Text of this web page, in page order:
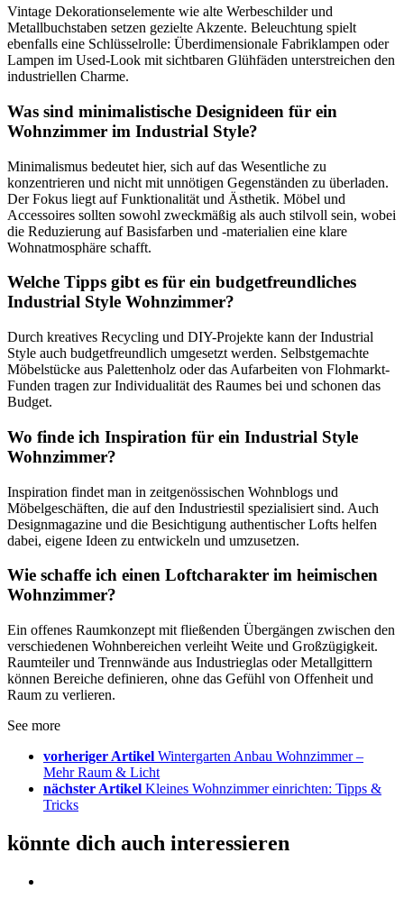
Vintage Dekorationselemente wie alte Werbeschilder und
Metallbuchstaben setzen gezielte Akzente. Beleuchtung spielt
ebenfalls eine Schlüsselrolle: Überdimensionale Fabriklampen oder
Lampen im Used-Look mit sichtbaren Glühfäden unterstreichen den
industriellen Charme.
Was sind minimalistische Designideen für ein
Wohnzimmer im Industrial Style?
Minimalismus bedeutet hier, sich auf das Wesentliche zu
konzentrieren und nicht mit unnötigen Gegenständen zu überladen.
Der Fokus liegt auf Funktionalität und Ästhetik. Möbel und
Accessoires sollten sowohl zweckmäßig als auch stilvoll sein, wobei
die Reduzierung auf Basisfarben und -materialien eine klare
Wohnatmosphäre schafft.
Welche Tipps gibt es für ein budgetfreundliches
Industrial Style Wohnzimmer?
Durch kreatives Recycling und DIY-Projekte kann der Industrial
Style auch budgetfreundlich umgesetzt werden. Selbstgemachte
Möbelstücke aus Palettenholz oder das Aufarbeiten von Flohmarkt-
Funden tragen zur Individualität des Raumes bei und schonen das
Budget.
Wo finde ich Inspiration für ein Industrial Style
Wohnzimmer?
Inspiration findet man in zeitgenössischen Wohnblogs und
Möbelgeschäften, die auf den Industriestil spezialisiert sind. Auch
Designmagazine und die Besichtigung authentischer Lofts helfen
dabei, eigene Ideen zu entwickeln und umzusetzen.
Wie schaffe ich einen Loftcharakter im heimischen
Wohnzimmer?
Ein offenes Raumkonzept mit fließenden Übergängen zwischen den
verschiedenen Wohnbereichen verleiht Weite und Großzügigkeit.
Raumteiler und Trennwände aus Industrieglas oder Metallgittern
können Bereiche definieren, ohne das Gefühl von Offenheit und
Raum zu verlieren.
See more
vorheriger Artikel Wintergarten Anbau Wohnzimmer –
Mehr Raum & Licht
nächster Artikel Kleines Wohnzimmer einrichten: Tipps &
Tricks
könnte dich auch interessieren